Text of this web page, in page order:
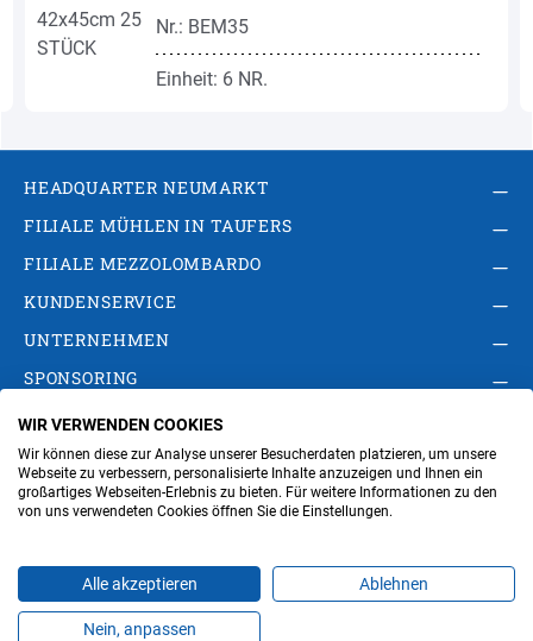
Nr.: BEM35
Einheit: 6 NR.
HEADQUARTER NEUMARKT
FILIALE MÜHLEN IN TAUFERS
FILIALE MEZZOLOMBARDO
KUNDENSERVICE
UNTERNEHMEN
SPONSORING
AGB Privacy Policy
Impressum
Cookie-Einstellungen ändern
Verwaltung
WIR VERWENDEN COOKIES
Wir können diese zur Analyse unserer Besucherdaten platzieren, um unsere
Webseite zu verbessern, personalisierte Inhalte anzuzeigen und Ihnen ein
großartiges Webseiten-Erlebnis zu bieten. Für weitere Informationen zu den
von uns verwendeten Cookies öffnen Sie die Einstellungen.
Alle akzeptieren Ablehnen
Nein, anpassen